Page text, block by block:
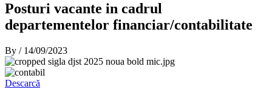
Posturi vacante in cadrul
departementelor financiar/contabilitate
By / 14/09/2023
Descarcă